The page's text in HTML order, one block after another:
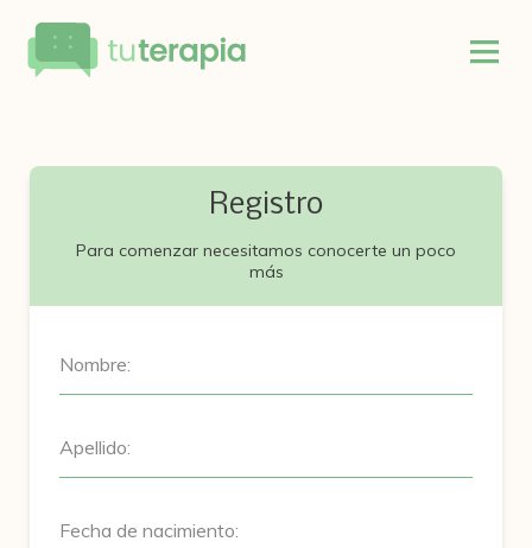
Registro
Para comenzar necesitamos conocerte un poco
más
Nombre:
Apellido:
Fecha de nacimiento: